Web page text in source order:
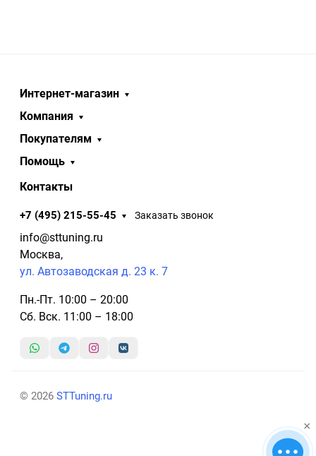
Интернет-магазин
Компания
Покупателям
Помощь
Контакты
+7 (495) 215-55-45 Заказать звонок
info@sttuning.ru
Москва,
ул. Автозаводская д. 23 к. 7
Пн.-Пт. 10:00 – 20:00
Сб. Вск. 11:00 – 18:00
© 2026 STTuning.ru
×